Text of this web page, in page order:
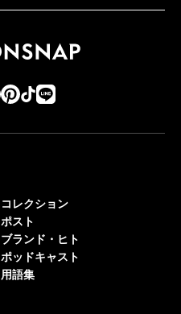
コレクション
ポスト
ブランド・ヒト
ポッドキャスト
用語集